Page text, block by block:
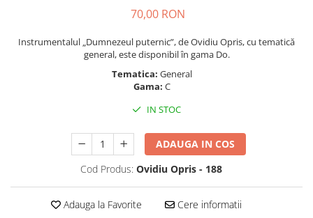
70,00 RON
Instrumentalul „Dumnezeul puternic”, de Ovidiu Opris, cu tematică
general, este disponibil în gama Do.
Tematica: General
Gama: C
IN STOC
ADAUGA IN COS
Cod Produs: Ovidiu Opris - 188
Adauga la Favorite Cere informatii